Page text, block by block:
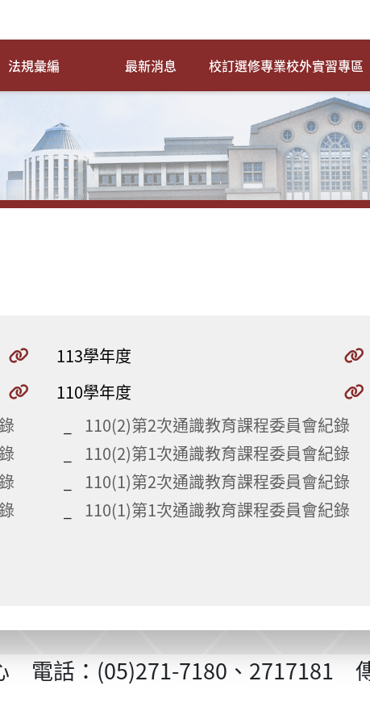
法規彙編 最新消息 校訂選修專業校外實習專區
113學年度
110學年度
110(2)第2次通識教育課程委員會紀錄
110(2)第1次通識教育課程委員會紀錄
110(1)第2次通識教育課程委員會紀錄
110(1)第1次通識教育課程委員會紀錄
電話：(05)271-7180、2717181